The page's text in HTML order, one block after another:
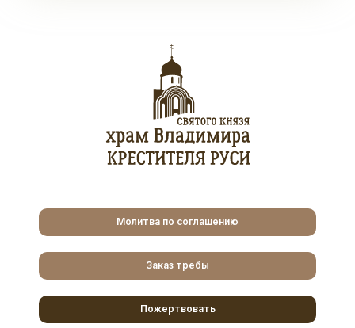
Молитва по соглашению
Заказ требы
Пожертвовать